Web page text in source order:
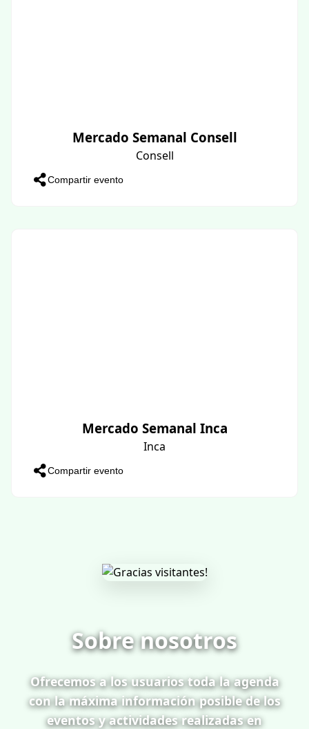
Mercado Semanal Consell
Consell
Compartir evento
Mercado Semanal Inca
Inca
Compartir evento
Sobre nosotros
Ofrecemos a los usuarios toda la agenda
con la máxima información posible de los
eventos y actividades realizadas en